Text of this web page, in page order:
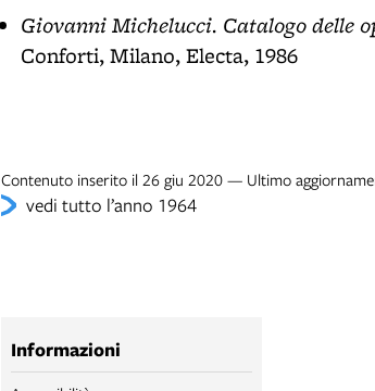
Giovanni Michelucci. Catalogo delle
Conforti, Milano, Electa, 1986
Contenuto inserito il 26 giu 2020 — Ultimo
vedi tutto l’anno 1964
Informazioni